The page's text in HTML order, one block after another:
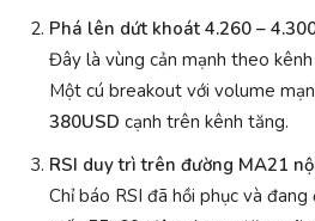
Phá lên dứt khoát 4.260 –
Đây là vùng cản mạnh theo
Một cú breakout với volume
380USD cạnh trên kênh tăng.
RSI duy trì trên đường MA21
Chỉ báo RSI đã hồi phục và